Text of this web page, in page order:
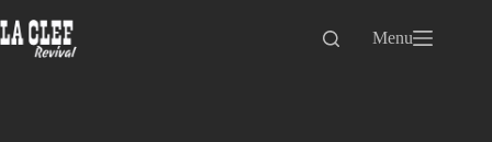
au
contenu
Menu